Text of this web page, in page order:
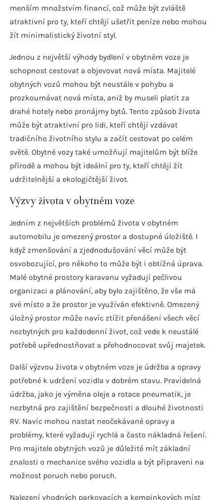
menším množstvím financí, což může být zvláště
atraktivní pro ty, kteří chtějí ušetřit peníze nebo mohou
žít minimalistický životní styl.
Jednou z největší výhody bydlení v obytném voze je
schopnost cestovat a objevovat nová místa. Majitelé
obytných vozů mohou být neustále v pohybu a
prozkoumávat nová místa, aniž by museli platit za
drahé hotely nebo pronájmy bytů. Tento způsob života
může být atraktivní pro lidi, kteří chtějí vzdávat
tradičního životního stylu a začít cestovat po celém
světě. Obytné vozy také umožňují majitelům být blíže
přírodě a mohou být ideální pro ty, kteří chtějí žít
udržitelnější a ekologičtější život.
Výzvy života v obytném voze
Jedním z největších problémů života v obytném
automobilu je omezený prostor a dostupné úložiště. I
když zmenšování a zjednodušování věcí může být
osvobozující, pro někoho to může být i obtížná úprava.
Malé obytné prostory karavanu vyžadují pečlivou
organizaci a plánování, aby bylo zajištěno, že vše má
své místo a že prostor je využíván efektivně. Omezený
úložný prostor může navíc ztížit přenášení všech věcí
nezbytných pro každodenní život, což vede k neustálé
potřebě upřednostňovat a přehodnocovat svůj majetek.
Další výzvou života v obytném voze je údržba a opravy
potřebné k udržení vozidla v dobrém stavu. Pravidelná
údržba, jako je výměna oleje a rotace pneumatik, je
nezbytná pro zajištění bezpečnosti a dlouhé životnosti
RV. Navíc mohou nastat neočekávané opravy a
problémy, které vyžadují rychlá a často nákladná řešení.
Pro majitele obytných vozů je důležité mít základní
znalosti o mechanice svého vozidla a být připraveni na
možnost poruch nebo poruch.
Nalezení vhodných parkovacích a kempinkových míst